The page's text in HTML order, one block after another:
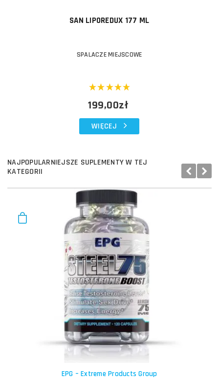
SAN LIPOREDUX 177 ML
SPALACZE MIEJSCOWE
199,00zł
WIĘCEJ
NAJPOPULARNIEJSZE SUPLEMENTY W TEJ
KATEGORII
EPG – Extreme Products Group